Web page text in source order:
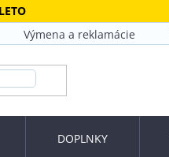
Výmena a reklamácie
DOPLNKY